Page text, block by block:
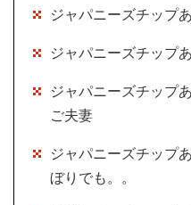
ジャパニーズチップ
ジャパニーズチップ
ジャパニーズチップ
ご夫妻
ジャパニーズチップ
ぼりでも。。